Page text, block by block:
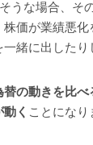
うな場合、そ
価が業績悪
緒に出したり
の動きを比
く ことになり